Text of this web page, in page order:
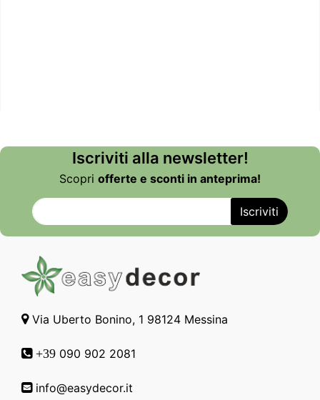
Iscriviti alla newsletter!
Scopri offerte e sconti in anteprima!
Via Uberto Bonino, 1 98124 Messina
+39 090 902 2081
info@easydecor.it